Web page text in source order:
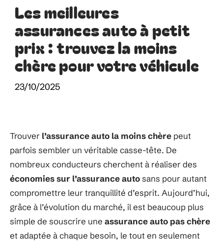
Les meilleures
assurances auto à petit
prix : trouvez la moins
chère pour votre véhicule
23/10/2025
Trouver l’assurance auto la moins chère peut
parfois sembler un véritable casse-tête. De
nombreux conducteurs cherchent à réaliser des
économies sur l’assurance autosans pour autant
compromettre leur tranquillité d’esprit. Aujourd’hui,
grâce à l’évolution du marché, il est beaucoup plus
simple de souscrire une assurance auto pas chère
et adaptée à chaque besoin, le tout en seulement